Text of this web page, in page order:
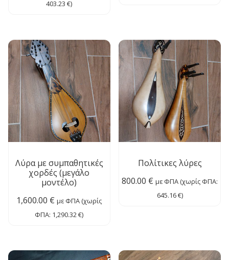
403.23€)
Λύρα με συμπαθητικές
χορδές (μεγάλο
μοντέλο)
1,600.00 € με ΦΠΑ (χωρίς
ΦΠΑ: 1,290.32€)
Πολίτικες λύρες
800.00 € με ΦΠΑ (χωρίς ΦΠΑ:
645.16€)